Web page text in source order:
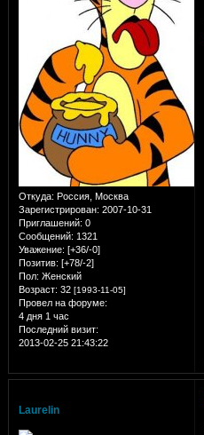
Откуда: Россия, Москва
Зарегистрирован: 2007-10-31
Приглашений: 0
Сообщений: 1321
Уважение: [+36/-0]
Позитив: [+78/-2]
Пол: Женский
Возраст: 32 [1993-11-05]
Провел на форуме:
4 дня 1 час
Последний визит:
2013-02-25 21:43:22
Laurelin